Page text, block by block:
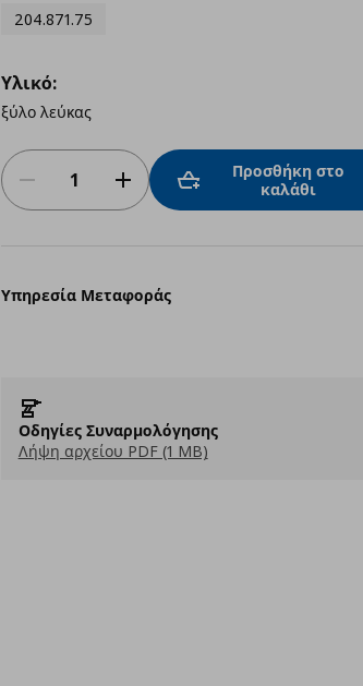
204.871.75
Υλικό:
ξύλο λεύκας
Προσθήκη στο
καλάθι
Υπηρεσία Μεταφοράς
Οδηγίες Συναρμολόγησης
Λήψη αρχείου PDF (1 MB)